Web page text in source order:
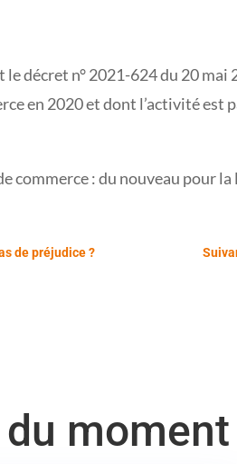
décret n° 2021-624 du 20
en 2020 et dont l’activité est
commerce : du nouveau pour
de préjudice ?
moment